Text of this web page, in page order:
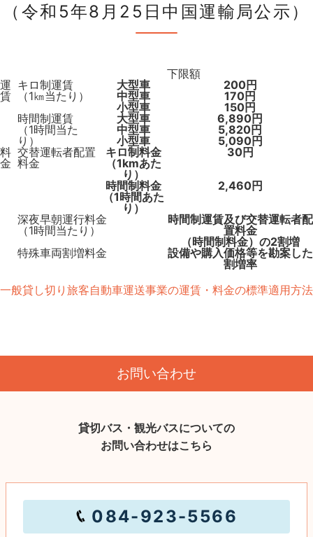
（令和5年8月25日中国運輸局公示）
下限額
運
賃
キロ制運賃
（1㎞当たり）
大型車
200円
中型車
170円
小型車
150円
時間制運賃
（1時間当た
り）
大型車
6,890円
中型車
5,820円
小型車
5,090円
料
金
交替運転者配置
料金
キロ制料金
（1kmあた
り）
30円
時間制料金
（1時間あた
り）
2,460円
深夜早朝運行料金
（1時間当たり）
時間制運賃及び交替運転者配
置料金
（時間制料金）の2割増
特殊車両割増料金
設備や購入価格等を勘案した
割増率
一般貸し切り旅客自動車運送事業の運賃・料金の標準適用方法
お問い合わせ
貸切バス・観光バスについての
お問い合わせはこちら
084-923-5566